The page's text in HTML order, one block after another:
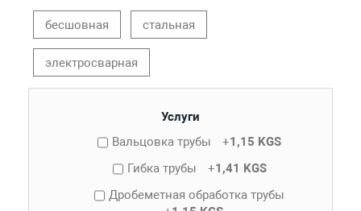
бесшовная стальная
электросварная
Услуги
Вальцовка трубы
+1,15 KGS
Гибка трубы
+1,41 KGS
Дробеметная обработка трубы